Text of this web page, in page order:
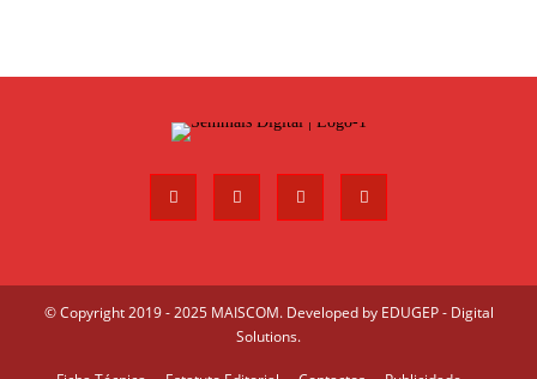
© Copyright 2019 - 2025 MAISCOM. Developed by EDUGEP - Digital
Solutions.